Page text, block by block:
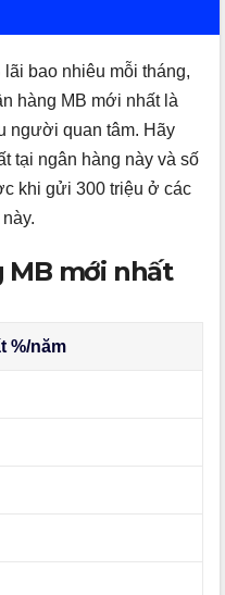
bao nhiêu mỗi tháng,
hàng MB mới nhất là
người quan tâm. Hãy
tại ngân hàng này và số
khi gửi 300 triệu ở các
MB mới nhất
%/năm